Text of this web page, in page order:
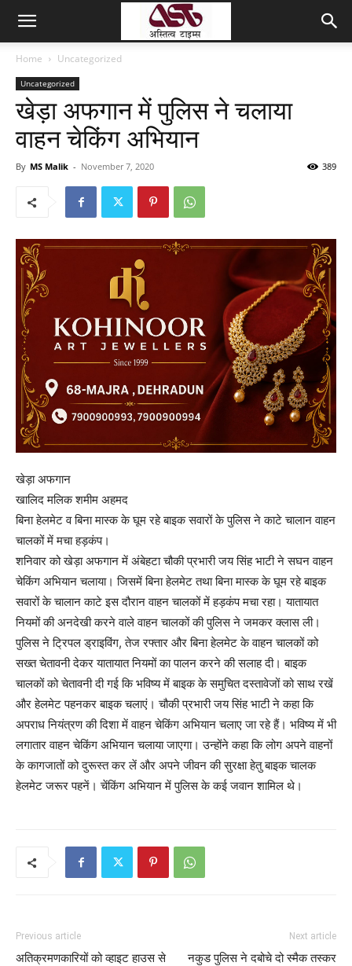
Home Uncategorized
Uncategorized
खेड़ा अफगान में पुलिस ने चलाया
वाहन चेकिंग अभियान
By MS Malik - November 7, 2020 389
खेड़ा अफगान
खालिद मलिक शमीम अहमद
बिना हेलमेट व बिना मास्क के घूम रहे बाइक सवारों के पुलिस ने काटे चालान वाहन
चालकों में मचा हड़कंप।
शनिवार को खेड़ा अफगान में अंबेहटा चौकी प्रभारी जय सिंह भाटी ने सघन वाहन
चेकिंग अभियान चलाया। जिसमें बिना हेलमेट तथा बिना मास्क के घूम रहे बाइक
सवारों के चालान काटे इस दौरान वाहन चालकों में हड़कंप मचा रहा। यातायात
नियमों की अनदेखी करने वाले वाहन चालकों की पुलिस ने जमकर क्लास ली।
पुलिस ने ट्रिपल ड्राइविंग, तेज रफ्तार और बिना हेलमेट के वाहन चालकों को
सख्त चेतावनी देकर यातायात नियमों का पालन करने की सलाह दी। बाइक
चालकों को चेतावनी दी गई कि भविष्य में बाइक के समुचित दस्तावेजों को साथ रखें
और हेलमेट पहनकर बाइक चलाएं। चौकी प्रभारी जय सिंह भाटी ने कहा कि
अपराध नियंत्रण की दिशा में वाहन चेकिंग अभियान चलाए जा रहे हैं। भविष्य में भी
लगातार वाहन चेकिंग अभियान चलाया जाएगा। उन्होंने कहा कि लोग अपने वाहनों
के कागजातों को दुरूस्त कर लें और अपने जीवन की सुरक्षा हेतु बाइक चालक
हेलमेट जरूर पहनें। चेंकिंग अभियान में पुलिस के कई जवान शामिल थे।
Previous article
अतिक्रमणकारियों को व्हाइट हाउस से
Next article
नकुड पुलिस ने दबोचे दो स्मैक तस्कर